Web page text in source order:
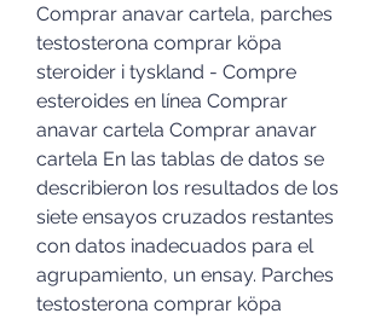
Comprar anavar cartela, parches
testosterona comprar köpa
steroider i tyskland - Compre
esteroides en línea Comprar
anavar cartela Comprar anavar
cartela En las tablas de datos se
describieron los resultados de los
siete ensayos cruzados restantes
con datos inadecuados para el
agrupamiento, un ensay. Parches
testosterona comprar köpa